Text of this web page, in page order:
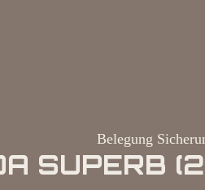
Belegung
SUPERB